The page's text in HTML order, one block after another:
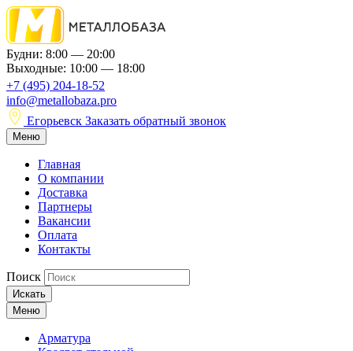
Будни: 8:00 — 20:00
Выходные: 10:00 — 18:00
+7 (495) 204-18-52
info@metallobaza.pro
Егорьевск Заказать обратный звонок
Меню
Главная
О компании
Доставка
Партнеры
Вакансии
Оплата
Контакты
Поиск
Искать
Меню
Арматура